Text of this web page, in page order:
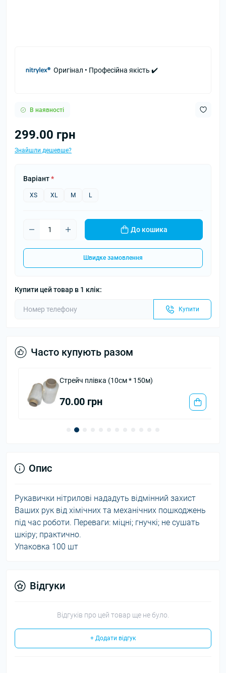
Оригінал • Професійна якість ✔️
В наявності
299.00 грн
Знайшли дешевше?
Варіант*
XS XL M L
До кошика
Швидке замовлення
Купити цей товар в 1 клік:
Купити
Часто купують разом
Стрейч плівка (10см * 150м)
70.00 грн
Опис
Рукавички нітрилові нададуть відмінний захист
Ваших рук від хімічних та механічних пошкоджень
під час роботи. Переваги: міцні; гнучкі; не сушать
шкіру; практично.
Упаковка 100 шт
Відгуки
Відгуків про цей товар ще не було.
+ Додати відгук